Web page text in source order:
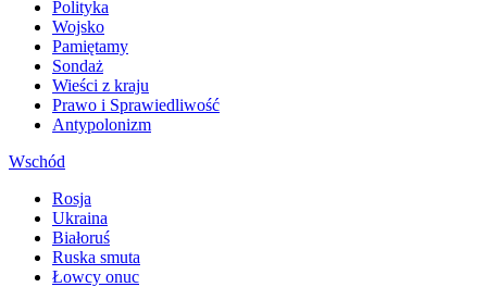
Polityka
Wojsko
Pamiętamy
Sondaż
Wieści z kraju
Prawo i Sprawiedliwość
Antypolonizm
Wschód
Rosja
Ukraina
Białoruś
Ruska smuta
Łowcy onuc